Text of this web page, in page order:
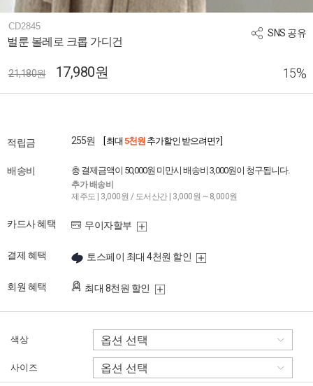
SNS 공유
CD2845
벌룬 볼레로 크롭 가디건
21,180원 17,980원 15%
적립금 255원 [ 최대 5천원 추가할인 받으려면? ]
배송비 총 결제금액이 50,000원 미만시 배송비 3,000원이 청구됩니다.
추가 배송비
제주도 | 3,000원 / 도서산간 | 3,000원 ~ 8,000원
카드사 혜택 무이자할부
결제 혜택 토스페이 최대 4천원 할인
회원 혜택 최대 8천원 할인
색상
사이즈